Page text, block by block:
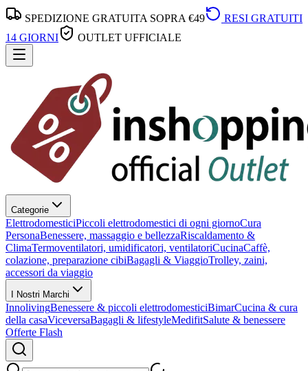
SPEDIZIONE GRATUITA SOPRA €49
RESI GRATUITI
14 GIORNI
OUTLET UFFICIALE
Categorie
ElettrodomesticiPiccoli elettrodomestici di ogni giornoCura
PersonaBenessere, massaggio e bellezzaRiscaldamento &
ClimaTermoventilatori, umidificatori, ventilatoriCucinaCaffè,
colazione, preparazione cibiBagagli & ViaggioTrolley, zaini,
accessori da viaggio
I Nostri Marchi
InnolivingBenessere & piccoli elettrodomesticiBimarCucina & cura
della casaViceversaBagagli & lifestyleMedifitSalute & benessere
Offerte Flash